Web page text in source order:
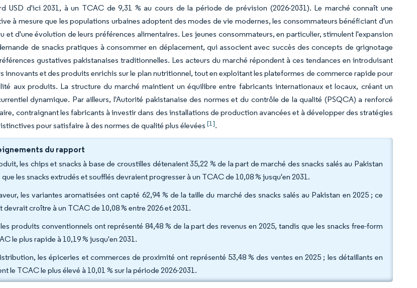
USD d'ici 2031, à un TCAC de 9,31 % au cours de la période de prévision (2026-2031). Le marché connaît une
à mesure que les populations urbaines adoptent des modes de vie modernes, les consommateurs bénéficiant d'un
et d'une évolution de leurs préférences alimentaires. Les jeunes consommateurs, en particulier, stimulent l'expansion
de snacks pratiques à consommer en déplacement, qui associent avec succès des concepts de grignotage
gustatives pakistanaises traditionnelles. Les acteurs du marché répondent à ces tendances en introduisant
innovants et des produits enrichis sur le plan nutritionnel, tout en exploitant les plateformes de commerce rapide pour
aux produits. La structure du marché maintient un équilibre entre fabricants internationaux et locaux, créant un
dynamique. Par ailleurs, l'Autorité pakistanaise des normes et du contrôle de la qualité (PSQCA) a renforcé
contraignant les fabricants à investir dans des installations de production avancées et à développer des stratégies
pour satisfaire à des normes de qualité plus élevées[1].
du rapport
les chips et snacks à base de croustilles détenaient 35,22 % de la part de marché des snacks salés au Pakistan
les snacks extrudés et soufflés devraient progresser à un TCAC de 10,08 % jusqu'en 2031.
les variantes aromatisées ont capté 62,94 % de la taille du marché des snacks salés au Pakistan en 2025 ; ce
devrait croître à un TCAC de 10,08 % entre 2026 et 2031.
produits conventionnels ont représenté 84,48 % de la part des revenus en 2025, tandis que les snacks free-form
le plus rapide à 10,19 % jusqu'en 2031.
les épiceries et commerces de proximité ont représenté 53,48 % des ventes en 2025 ; les détaillants en
le TCAC le plus élevé à 10,01 % sur la période 2026-2031.